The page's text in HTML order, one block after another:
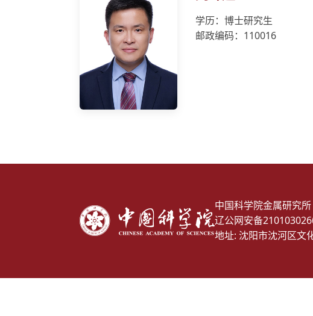
学历：博士研究生
邮政编码：110016
中国科学院金属研究
辽公网安备
地址: 沈阳市沈河区文